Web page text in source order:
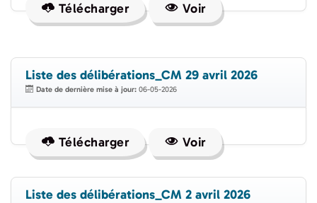
Télécharger Voir
Liste des délibérations_CM 29 avril 2026
Date de dernière mise à jour: 06-05-2026
Télécharger Voir
Liste des délibérations_CM 2 avril 2026